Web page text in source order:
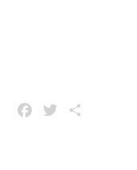
FacebookTwitter